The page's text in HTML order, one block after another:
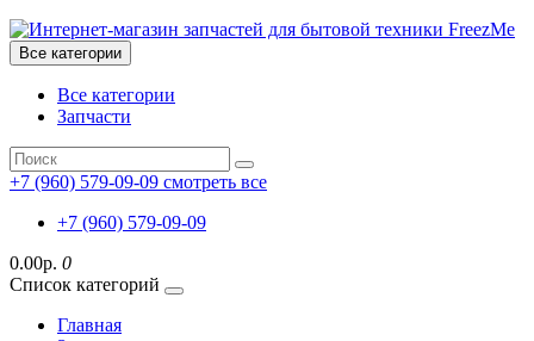
Все категории
Все категории
Запчасти
+7 (960) 579-09-09 смотреть все
+7 (960) 579-09-09
0.00р. 0
Список категорий
Главная